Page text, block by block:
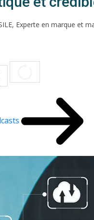
Experte en marque et